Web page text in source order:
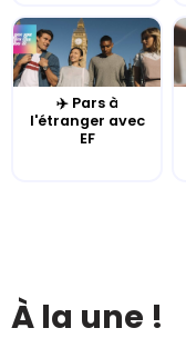
✈️ Pars à
l'étranger avec
EF
À la une !